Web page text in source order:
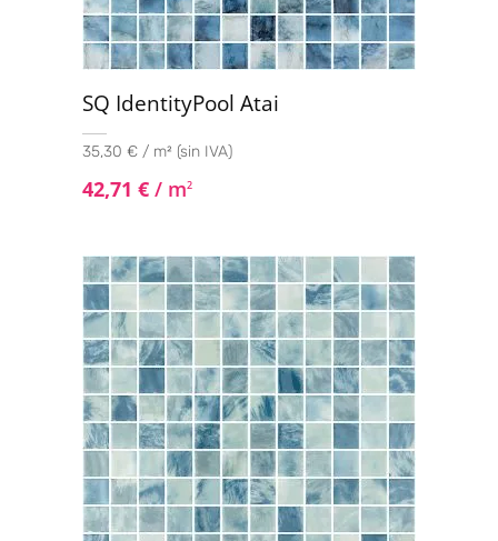
SQ IdentityPool Atai
35,30 € / m² (sin IVA)
42,71 € / m2